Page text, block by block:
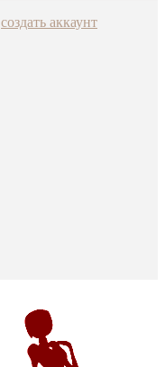
создать аккаунт